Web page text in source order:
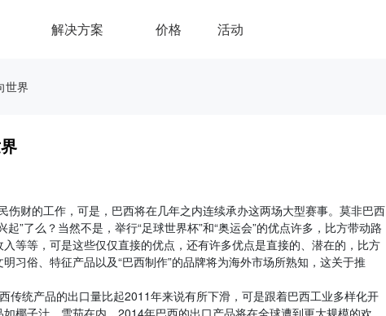
解决方案 价格 活动
世界
伤财的工作，可是，巴西将在几年之内连续承办这两场大型赛事。莫非巴西
”了么？当然不是，举行“足球世界杯”和“奥运会”的优点许多，比方带动路
等等，可是这些仅仅直接的优点，还有许多优点是直接的、潜在的，比方
习俗、特征产品以及“巴西制作”的品牌将为海外市场所熟知，这关于推
传统产品的出口量比起2011年来说有所下滑，可是跟着巴西工业多样化开
椰子汁、雪茄在内，2014年巴西的出口产品将在全球遭到更大规模的欢